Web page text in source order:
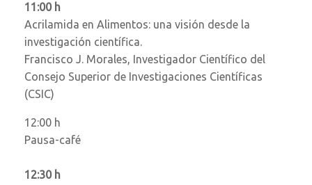
11:00 h
Acrilamida en Alimentos: una visión desde la
investigación científica.
Francisco J. Morales, Investigador Científico del
Consejo Superior de Investigaciones Científicas
(CSIC)
12:00 h
Pausa-café
12:30 h